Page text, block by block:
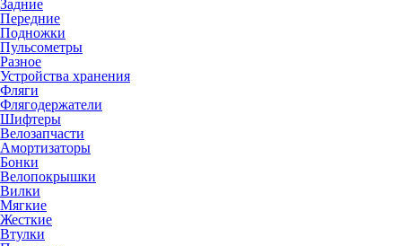
Задние
Передние
Подножки
Пульсометры
Разное
Устройства хранения
Фляги
Флягодержатели
Шифтеры
Велозапчасти
Амортизаторы
Бонки
Велопокрышки
Вилки
Мягкие
Жесткие
Втулки